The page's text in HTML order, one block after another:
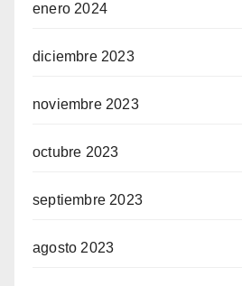
enero 2024
diciembre 2023
noviembre 2023
octubre 2023
septiembre 2023
agosto 2023